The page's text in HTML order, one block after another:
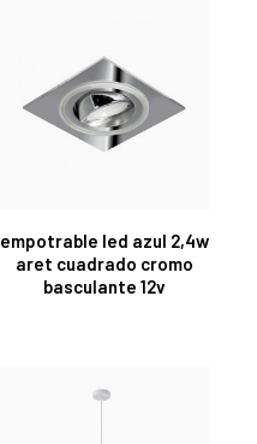
empotrable led azul 2,4w
aret cuadrado cromo
basculante 12v